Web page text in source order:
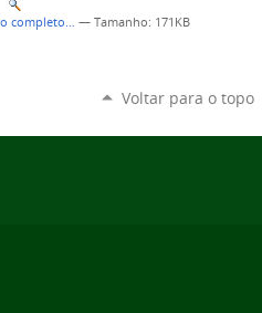
completo… — Tamanho: 171KB
Voltar para o topo